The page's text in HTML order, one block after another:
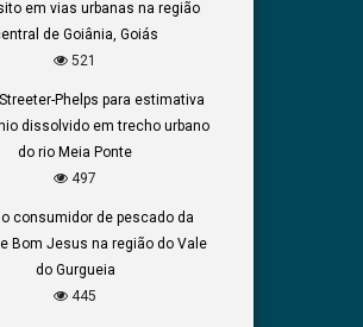
em vias urbanas na região
de Goiânia, Goiás
521
Phelps para estimativa
dissolvido em trecho urbano
do rio Meia Ponte
497
consumidor de pescado da
Bom Jesus na região do Vale
do Gurgueia
445